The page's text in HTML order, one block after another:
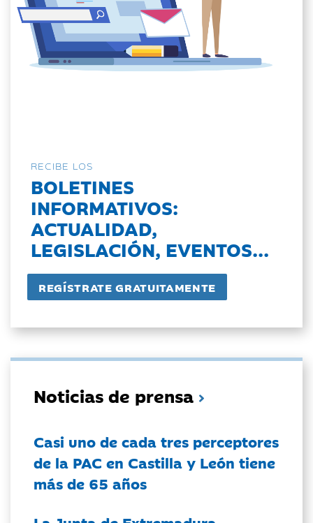
RECIBE LOS
BOLETINES
INFORMATIVOS:
ACTUALIDAD,
LEGISLACIÓN, EVENTOS...
Noticias de prensa
Casi uno de cada tres perceptores
de la PAC en Castilla y León tiene
más de 65 años